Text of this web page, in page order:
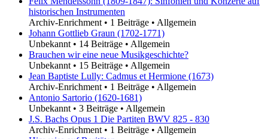
historischen Instrumenten
Archiv-Enrichment • 1 Beiträge • Allgemein
Johann Gottlieb Graun (1702-1771)
Unbekannt • 14 Beiträge • Allgemein
Brauchen wir eine neue Musikgeschichte?
Unbekannt • 15 Beiträge • Allgemein
Jean Baptiste Lully: Cadmus et Hermione (1673)
Archiv-Enrichment • 1 Beiträge • Allgemein
Antonio Sartorio (1620-1681)
Unbekannt • 3 Beiträge • Allgemein
J.S. Bachs Opus 1 Die Partiten BWV 825 - 830
Archiv-Enrichment • 1 Beiträge • Allgemein